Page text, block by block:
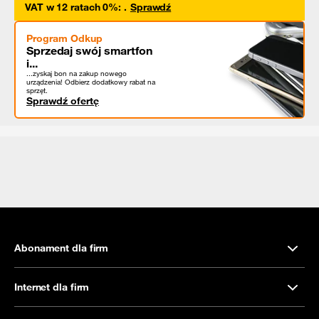
VAT w 12 ratach 0%: . Sprawdź
Program Odkup
Sprzedaj swój smartfon
i...
...zyskaj bon na zakup nowego
urządzenia! Odbierz dodatkowy rabat na
sprzęt.
Sprawdź ofertę
Abonament dla firm
Internet dla firm